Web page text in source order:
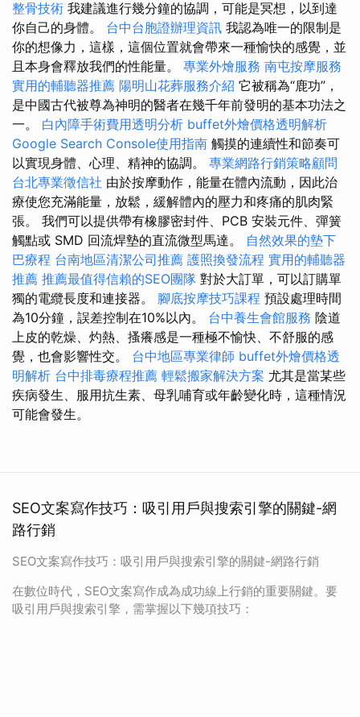
整骨技術 我建議進行幾分鐘的協調，可能是冥想，以到達
你自己的身體。 台中台胞證辦理資訊 我認為唯一的限制是
你的想像力，這樣，這個位置就會帶來一種愉快的感覺，並
且本身會釋放我們的性能量。 專業外燴服務 南屯按摩服務
實用的輔聽器推薦 陽明山花葬服務介紹 它被稱為“鹿功”，
是中國古代被尊為神明的醫者在幾千年前發明的基本功法之
一。 白內障手術費用透明分析 buffet外燴價格透明解析
Google Search Console使用指南 觸摸的連續性和節奏可
以實現身體、心理、精神的協調。 專業網路行銷策略顧問
台北專業徵信社 由於按摩動作，能量在體內流動，因此治
療使您充滿能量，放鬆，緩解體內的壓力和疼痛的肌肉緊
張。 我們可以提供帶有橡膠密封件、PCB 安裝元件、彈簧
觸點或 SMD 回流焊墊的直流微型馬達。 自然效果的墊下
巴療程 台南地區清潔公司推薦 護照換發流程 實用的輔聽器
推薦 推薦最值得信賴的SEO團隊 對於大訂單，可以訂購單
獨的電纜長度和連接器。 腳底按摩技巧課程 預設處理時間
為10分鐘，誤差控制在10%以內。 台中養生會館服務 陰道
上皮的乾燥、灼熱、搔癢感是一種極不愉快、不舒服的感
覺，也會影響性交。 台中地區專業律師 buffet外燴價格透
明解析 台中排毒療程推薦 輕鬆搬家解決方案 尤其是當某些
疾病發生、服用抗生素、母乳哺育或年齡變化時，這種情況
可能會發生。
SEO文案寫作技巧：吸引用戶與搜索引擎的關鍵-網
路行銷
SEO文案寫作技巧：吸引用戶與搜索引擎的關鍵-網路行銷
在數位時代，SEO文案寫作成為成功線上行銷的重要關鍵。要
吸引用戶與搜索引擎，需掌握以下幾項技巧：